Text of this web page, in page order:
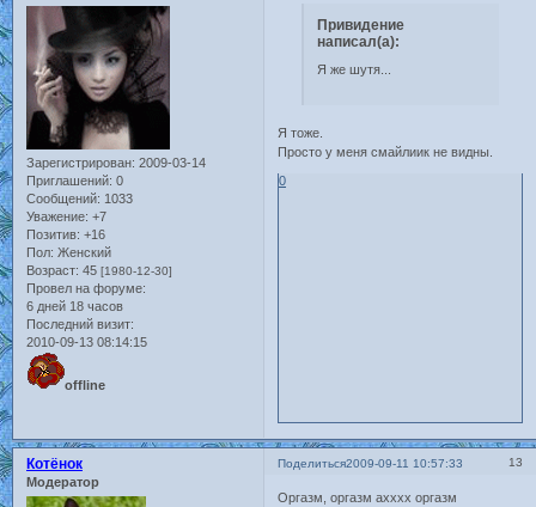
Зарегистрирован: 2009-03-14
Приглашений: 0
Сообщений: 1033
Уважение: +7
Позитив: +16
Пол: Женский
Возраст: 45 [1980-12-30]
Провел на форуме:
6 дней 18 часов
Последний визит:
2010-09-13 08:14:15
offline
Привидение
написал(а):
Я же шутя...
Я тоже.
Просто у меня смайлиик не видны.
0
Поделиться 13
2009-09-11 10:57:33
Котёнок
Модератор
Оргазм, оргазм ахххх оргазм